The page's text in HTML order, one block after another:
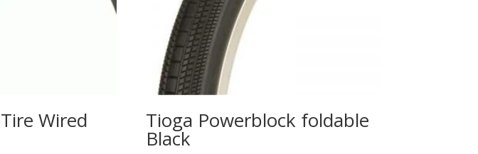
Wired Tioga Powerblock foldable
Black